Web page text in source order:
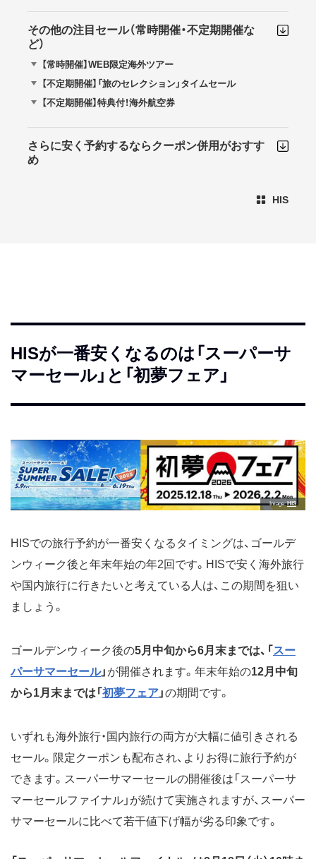
その他の注目セール（常時開催・不定期開催な
ど）
【常時開催】WEB限定海外ツアー
【不定期開催】「旅のセレクション」タイムセール
【不定期開催】特典付！海外航空券
さらに安く予約するならクーポン併用がおすす
め
HIS
HISが一番安くなるのは「スーパーサ
マーセール」と「初夢フェア」
Image HIS
HISでの旅行予約が一番安くなるタイミングは、ゴールデ
ンウィーク後と年末年始の年2回です。HISで安く海外旅行
や国内旅行に行きたいと考えている人は、この期間を狙い
ましょう。
ゴールデンウィーク後の5月中旬から6月末までは、「 スー
パーサマーセール」 が開催されます。年末年始の12月中旬
から1月末までは「初夢フェア」の期間です。
いずれも海外旅行・国内旅行の両方が大幅に値引きされる
セール。限定クーポンも配布され、よりお得に旅行予約が
できます。スーパーサマーセールの開催後は「スーパーサ
マーセールファイナル」が続けて実施されますが、スーパー
サマーセールに比べて若干値下げ幅が劣る印象です。